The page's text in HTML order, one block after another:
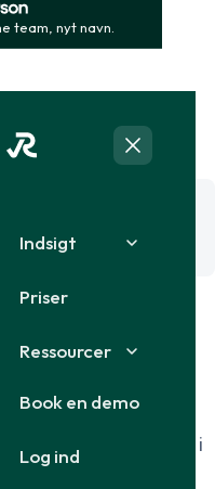
team, nyt navn.
Indsigt
Priser
Ressourcer
Book en demo
Log ind
kun tilgængelig på
regionalforvaltning), i
har sat sikkerhed